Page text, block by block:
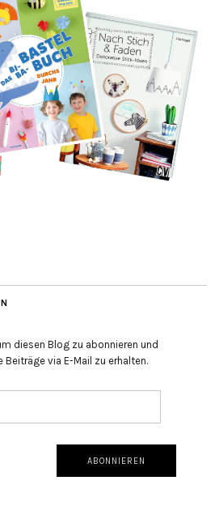
diesen Blog zu abonnieren und
via E-Mail zu erhalten.